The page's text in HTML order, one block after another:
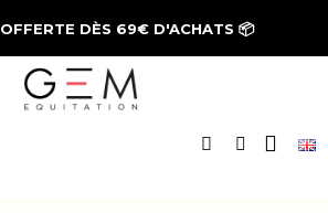
DÈS 69€ D'ACHATS 📦